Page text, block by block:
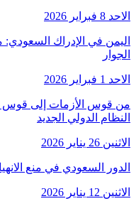
الاحد 8 فبراير 2026
اليمن في الإدراك
الجوار
الاحد 1 فبراير 2026
من قوس الأزمات إلى قوس
النظام الدولي الجديد
الاثنين 26 يناير 2026
الدور السعودي في منع
الاثنين 12 يناير 2026